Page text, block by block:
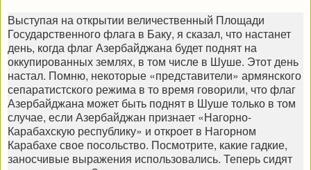
Выступая на открытии величественный Площади
Государственного флага в Баку, я сказал, что настанет
день, когда флаг Азербайджана будет поднят на
оккупированных землях, в том числе в Шуше. Этот день
настал. Помню, некоторые «представители» армянского
сепаратистского режима в то время говорили, что флаг
Азербайджана может быть поднят в Шуше только в том
случае, если Азербайджан признает «Нагорно-
Карабахскую республику» и откроет в Нагорном
Карабахе свое посольство. Посмотрите, какие гадкие,
заносчивые выражения использовались. Теперь сидят